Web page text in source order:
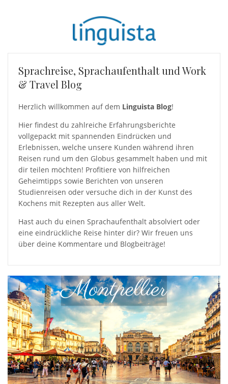
Sprachreise, Sprachaufenthalt und Work
& Travel Blog
Herzlich willkommen auf dem Linguista Blog!
Hier findest du zahlreiche Erfahrungsberichte
vollgepackt mit spannenden Eindrücken und
Erlebnissen, welche unsere Kunden während ihren
Reisen rund um den Globus gesammelt haben und mit
dir teilen möchten! Profitiere von hilfreichen
Geheimtipps sowie Berichten von unseren
Studienreisen oder versuche dich in der Kunst des
Kochens mit Rezepten aus aller Welt.
Hast auch du einen Sprachaufenthalt absolviert oder
eine eindrückliche Reise hinter dir? Wir freuen uns
über deine Kommentare und Blogbeiträge!